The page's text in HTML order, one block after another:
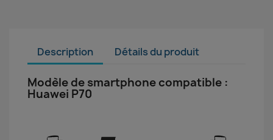
Description Détails du produit
Modèle de smartphone compatible :
Huawei P70